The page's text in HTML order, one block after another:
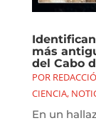
más
del Cabo
POR
CIENCIA,
En un